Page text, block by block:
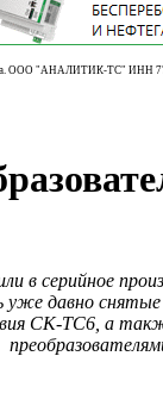
ООО "АНАЛИТИК-ТС" ИНН
в серийное
давно
СК-ТС6, а